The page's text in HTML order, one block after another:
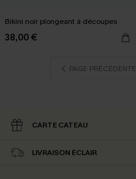
Bikini noir plongeant à découpes
38,00 €
PAGE PRÉCÉDENTE
CARTE CATEAU
LIVRAISON ÉCLAIR